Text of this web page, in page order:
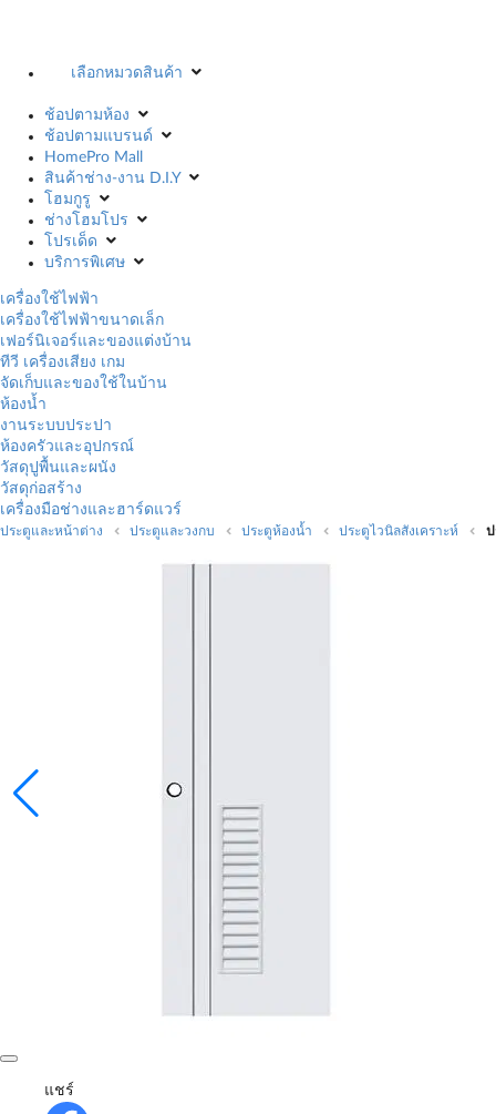
เลือกหมวดสินค้า
ช้อปตามห้อง
ช้อปตามแบรนด์
HomePro Mall
สินค้าช่าง-งาน D.I.Y
โฮมกูรู
ช่างโฮมโปร
โปรเด็ด
บริการพิเศษ
เครื่องใช้ไฟฟ้า
เครื่องใช้ไฟฟ้าขนาดเล็ก
เฟอร์นิเจอร์และของแต่งบ้าน
ทีวี เครื่องเสียง เกม
จัดเก็บและของใช้ในบ้าน
ห้องน้ำ
งานระบบประปา
ห้องครัวและอุปกรณ์
วัสดุปูพื้นและผนัง
วัสดุก่อสร้าง
เครื่องมือช่างและฮาร์ดแวร์
ประตูและหน้าต่าง ประตูและวงกบ ประตูห้องน้ำ ประตูไวนิลสังเคราะห์ ป
แชร์